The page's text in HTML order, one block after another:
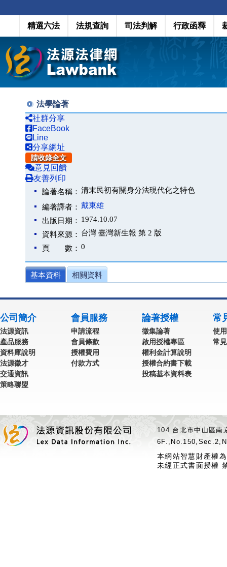
精選六法 法規查詢 司法判解 行政函釋
法學論著
社群分享
FaceBook
Line
分享網址
請收錄全文
意見回饋
友善列印
論著名稱： 清末民初有關身分法現代化之特色
編著譯者： 戴東雄
出版日期： 1974.10.07
資料來源： 台灣 臺灣新生報 第 2 版
頁 數： 0
基本資料 相關資料
公司簡介
法源資訊
產品服務
資料庫說明
法源徵才
交通資訊
策略聯盟
會員服務
申請流程
會員條款
授權費用
付款方式
論著授權
徵集論著
啟用授權專區
權利金計算說明
授權合約書下載
投稿基本資料表
常
使
常
104 台北市中山區
本網站智慧財產權
未經正式書面授權